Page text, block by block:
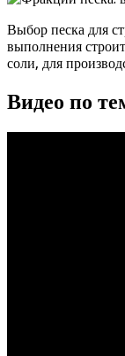
Выбор песка для
выполнения
соли, для
Видео по